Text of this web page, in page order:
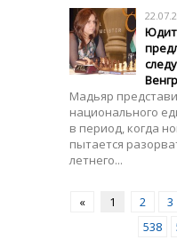
Юдит
Мадьяр
национального
в период, когда
пытается
летнего...
« 1 2 3
538